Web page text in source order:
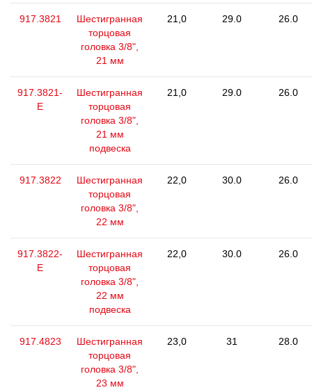
917.3821
Шестигранная
торцовая
головка 3/8",
21 мм
21,0 29.0 26.0
917.3821-
E
Шестигранная
торцовая
головка 3/8",
21 мм
подвеска
21,0 29.0 26.0
917.3822
Шестигранная
торцовая
головка 3/8",
22 мм
22,0 30.0 26.0
917.3822-
E
Шестигранная
торцовая
головка 3/8",
22 мм
подвеска
22,0 30.0 26.0
917.4823
Шестигранная
торцовая
головка 3/8",
23 мм
23,0 31 28.0